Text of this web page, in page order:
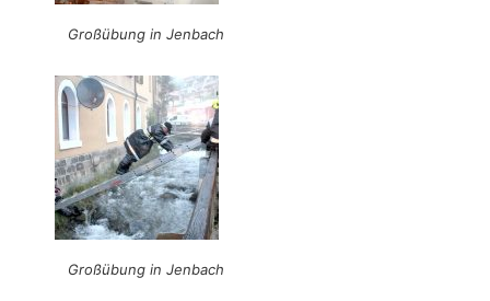
Großübung in Jenbach
Großübung in Jenbach